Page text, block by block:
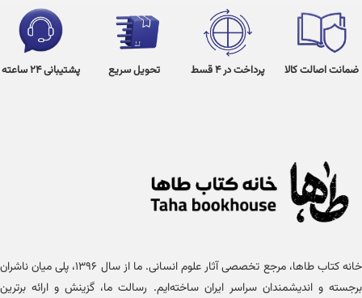
ضمانت اصالت کالا پرداخت در 4 قسط تحویل سریع پشتیبانی 24 ساعته
خانه کتاب طاها، مرجع تخصصی آثار علوم انسانی. ما از سال ۱۳۹۶، پلی میان ناشران
برجسته و اندیشمندان سراسر ایران ساخته‌ایم. رسالت ما، گزینش و ارائه برترین